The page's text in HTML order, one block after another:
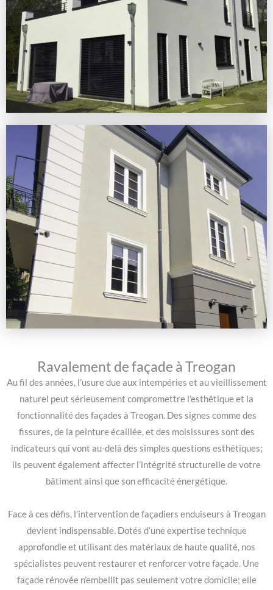
Ravalement de façade à Treogan
Au fil des années, l’usure due aux intempéries et au vieillissement
naturel peut sérieusement compromettre l’esthétique et la
fonctionnalité des façades à Treogan. Des signes comme des
fissures, de la peinture écaillée, et des moisissures sont des
indicateurs qui vont au-delà des simples questions esthétiques;
ils peuvent également affecter l’intégrité structurelle de votre
bâtiment ainsi que son efficacité énergétique.
Face à ces défis, l’intervention de façadiers enduiseurs à Treogan
devient indispensable. Dotés d’une expertise technique
approfondie et utilisant des matériaux de haute qualité, nos
spécialistes peuvent restaurer et renforcer votre façade. Une
façade rénovée n’embellit pas seulement votre domicile; elle